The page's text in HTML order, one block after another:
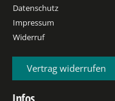
Datenschutz
Impressum
Widerruf
Vertrag widerrufen